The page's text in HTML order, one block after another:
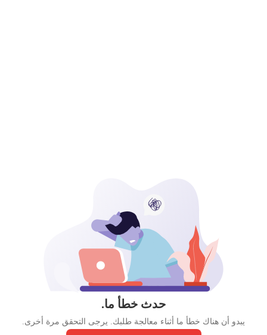
حدث خطأ ما.
يبدو أن هناك خطأ ما أثناء معالجة طلبك. يرجى التحقق مرة أخرى.